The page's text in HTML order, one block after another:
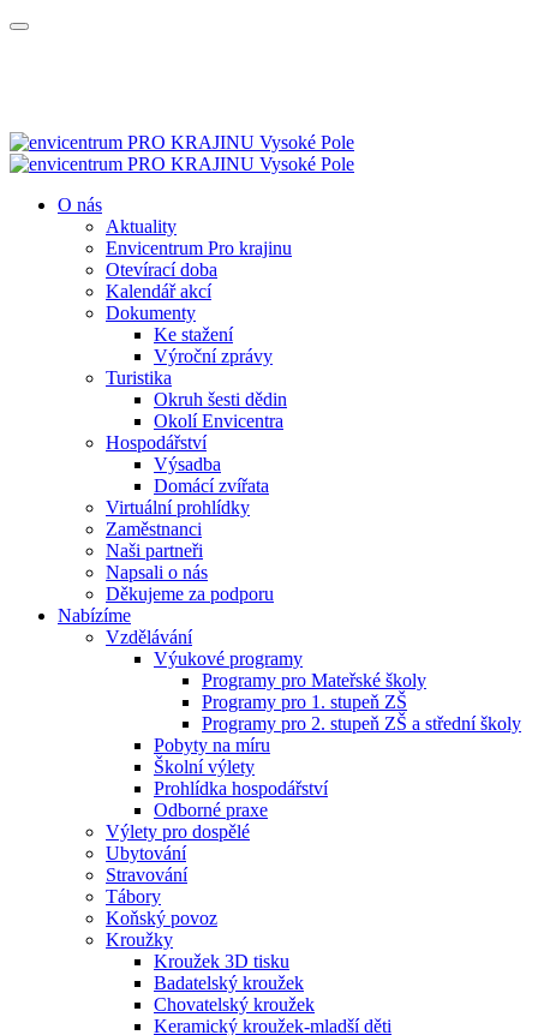
O nás
Aktuality
Envicentrum Pro krajinu
Otevírací doba
Kalendář akcí
Dokumenty
Ke stažení
Výroční zprávy
Turistika
Okruh šesti dědin
Okolí Envicentra
Hospodářství
Výsadba
Domácí zvířata
Virtuální prohlídky
Zaměstnanci
Naši partneři
Napsali o nás
Děkujeme za podporu
Nabízíme
Vzdělávání
Výukové programy
Programy pro Mateřské školy
Programy pro 1. stupeň ZŠ
Programy pro 2. stupeň ZŠ a střední školy
Pobyty na míru
Školní výlety
Prohlídka hospodářství
Odborné praxe
Výlety pro dospělé
Ubytování
Stravování
Tábory
Koňský povoz
Kroužky
Kroužek 3D tisku
Badatelský kroužek
Chovatelský kroužek
Keramický kroužek-mladší děti